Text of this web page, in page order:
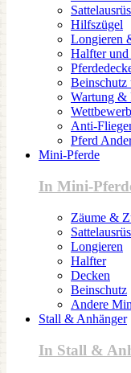
Hilfszügel
Longieren
Halfter und
Beinschutz
Wartung &
Wettbewerb
Anti-
Pferd
Mini-Pferde
In Mini-
Zäume &
Longieren
Halfter
Decken
Beinschutz
Andere
Stall & Anhänger
In Stall &